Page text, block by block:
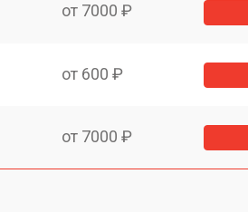
от 7000 ₽
от 600 ₽
от 7000 ₽